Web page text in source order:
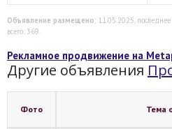
Объявление размещено: 11.05.2025,
всего: 369.
Рекламное продвижение на
Другие объявления
Фото Тема